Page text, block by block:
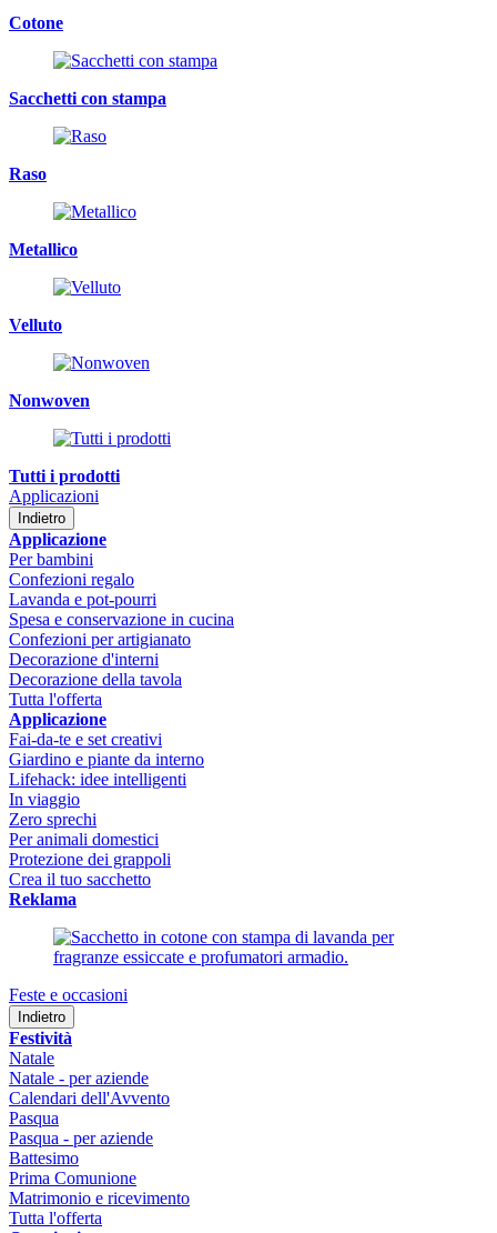
Cotone
Sacchetti con stampa
Raso
Metallico
Velluto
Nonwoven
Tutti i prodotti
Applicazioni
Indietro
Applicazione
Per bambini
Confezioni regalo
Lavanda e pot-pourri
Spesa e conservazione in cucina
Confezioni per artigianato
Decorazione d'interni
Decorazione della tavola
Tutta l'offerta
Applicazione
Fai-da-te e set creativi
Giardino e piante da interno
Lifehack: idee intelligenti
In viaggio
Zero sprechi
Per animali domestici
Protezione dei grappoli
Crea il tuo sacchetto
Reklama
Feste e occasioni
Indietro
Festività
Natale
Natale - per aziende
Calendari dell'Avvento
Pasqua
Pasqua - per aziende
Battesimo
Prima Comunione
Matrimonio e ricevimento
Tutta l'offerta